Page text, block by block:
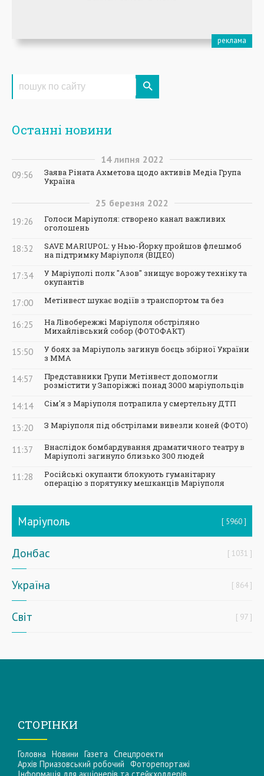
Останні новини
14 липня 2022
09:56
Заява Ріната Ахметова щодо активів Медіа Група
Україна
25 березня 2022
19:26
Голоси Маріуполя: створено канал важливих
оголошень
18:32
SAVE MARIUPOL: у Нью-Йорку пройшов флешмоб
на підтримку Маріуполя (ВІДЕО)
17:34
У Маріуполі полк "Азов" знищує ворожу техніку та
окупантів
17:00 Метінвест шукає водіїв з транспортом та без
16:25
На Лівобережжі Маріуполя обстріляно
Михайлівський собор (ФОТОФАКТ)
15:50
У боях за Маріуполь загинув боєць збірної України
з ММА
14:57
Представники Групи Метінвест допомогли
розмістити у Запоріжжі понад 3000 маріупольців
14:14 Сім'я з Маріуполя потрапила у смертельну ДТП
13:20 З Маріуполя під обстрілами вивезли коней (ФОТО)
11:37
Внаслідок бомбардування драматичного театру в
Маріуполі загинуло близько 300 людей
11:28
Російські окупанти блокують гуманітарну
операцію з порятунку мешканців Маріуполя
Маріуполь 5960
Донбас 1031
Україна 864
Світ 97
СТОРІНКИ
Головна Новини Газета Спецпроекти
Архів Приазовський робочий Фоторепортажі